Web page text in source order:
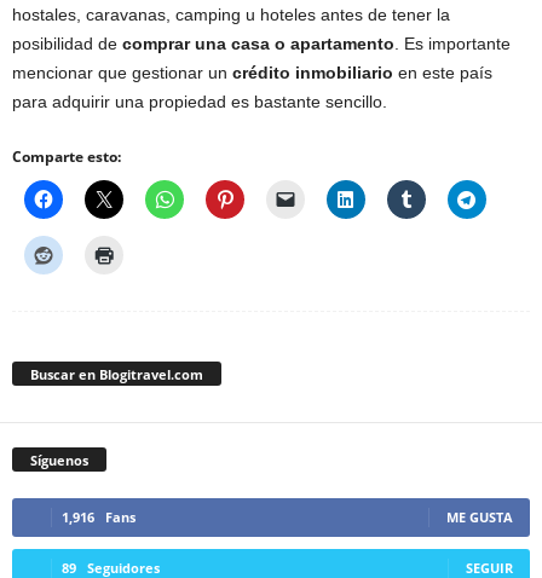
hostales, caravanas, camping u hoteles antes de tener la
posibilidad de comprar una casa o apartamento . Es importante
mencionar que gestionar un crédito inmobiliario en este país
para adquirir una propiedad es bastante sencillo.
Comparte esto:
Buscar en Blogitravel.com
Síguenos
1,916 Fans ME GUSTA
89 Seguidores SEGUIR